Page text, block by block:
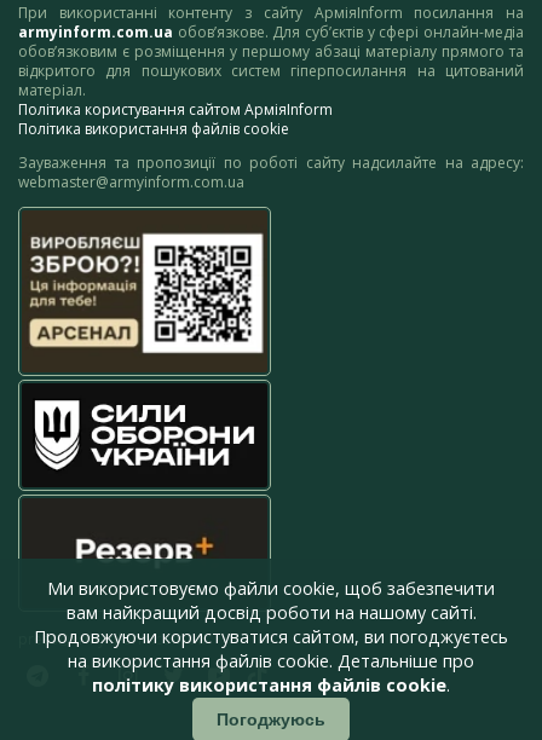
При використанні контенту з сайту АрміяInform посилання на
armyinform.com.ua обов’язкове. Для суб’єктів у сфері онлайн-медіа
обов’язковим є розміщення у першому абзаці матеріалу прямого та
відкритого для пошукових систем гіперпосилання на цитований
матеріал.
Політика користування сайтом АрміяInform
Політика використання файлів cookie
Зауваження та пропозиції по роботі сайту надсилайте на адресу:
webmaster@armyinform.com.ua
press@armyinform.com.ua
Ми використовуємо файли cookie, щоб забезпечити
вам найкращий досвід роботи на нашому сайті.
Продовжуючи користуватися сайтом, ви погоджуєтесь
на використання файлів cookie. Детальніше про
політику використання файлів cookie.
Погоджуюсь